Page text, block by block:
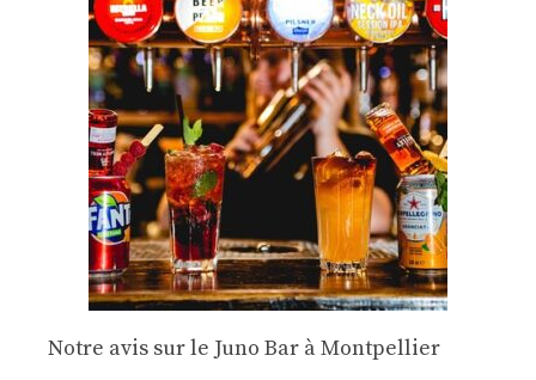
Notre avis sur le Juno Bar à Montpellier